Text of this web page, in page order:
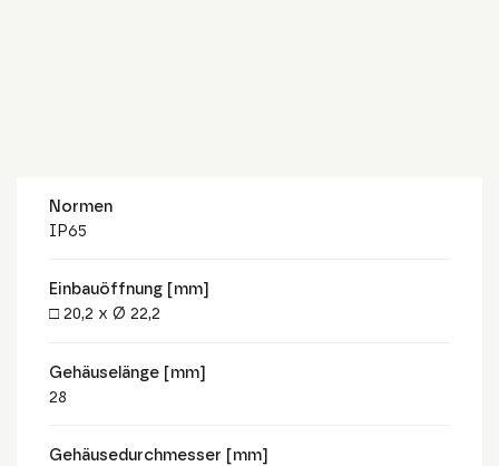
Normen
IP65
Einbauöffnung [mm]
□ 20,2 x Ø 22,2
Gehäuselänge [mm]
28
Gehäusedurchmesser [mm]